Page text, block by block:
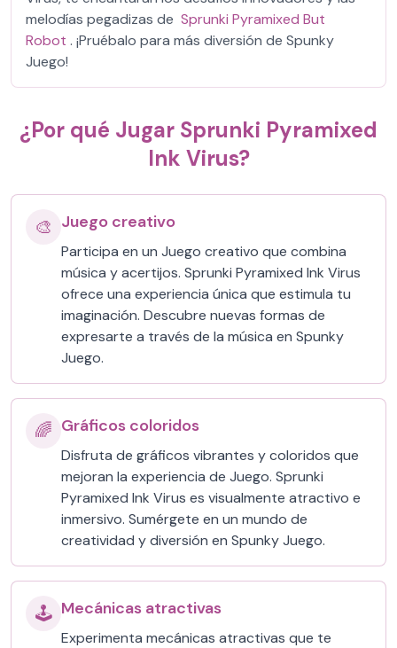
melodías pegadizas de Sprunki Pyramixed But
Robot . ¡Pruébalo para más diversión de Spunky
Juego!
¿Por qué Jugar Sprunki Pyramixed
Ink Virus?
🎨 Juego creativo
Participa en un Juego creativo que combina
música y acertijos. Sprunki Pyramixed Ink Virus
ofrece una experiencia única que estimula tu
imaginación. Descubre nuevas formas de
expresarte a través de la música en Spunky
Juego.
🌈 Gráficos coloridos
Disfruta de gráficos vibrantes y coloridos que
mejoran la experiencia de Juego. Sprunki
Pyramixed Ink Virus es visualmente atractivo e
inmersivo. Sumérgete en un mundo de
creatividad y diversión en Spunky Juego.
🕹️ Mecánicas atractivas
Experimenta mecánicas atractivas que te